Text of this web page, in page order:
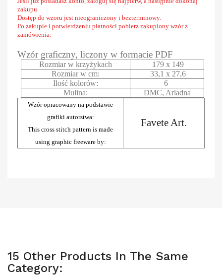
zakupu.
Dostęp do wzoru jest nieograniczony i bezterminowy.
Po zakupie i potwierdzeniu płatności pobierz zakupiony wzór z
zamówienia.
Wzór graficzny, liczony w formacie PDF
Rozmiar w krzyżykach
179 x 149
Rozmiar w cm:
33,1 x 27,6
Ilość kolorów:
6
Mulina:
DMC, Ariadna
Wzór opracowany na podstawie
grafiki autorstwa:
This cross stitch pattern is made
using graphic freeware by:
Favete Art.
15 Other Products In The Same
Category: